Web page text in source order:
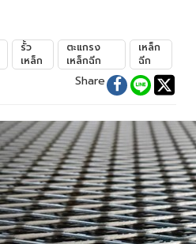
รั้ว
เหล็ก
ตะแกรง
เหล็กฉีก
เหล็ก
ฉีก
Share